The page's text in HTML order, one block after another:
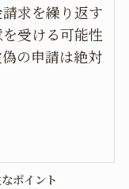
求を繰り返す
受ける可能性
の申請は絶対
ポイント